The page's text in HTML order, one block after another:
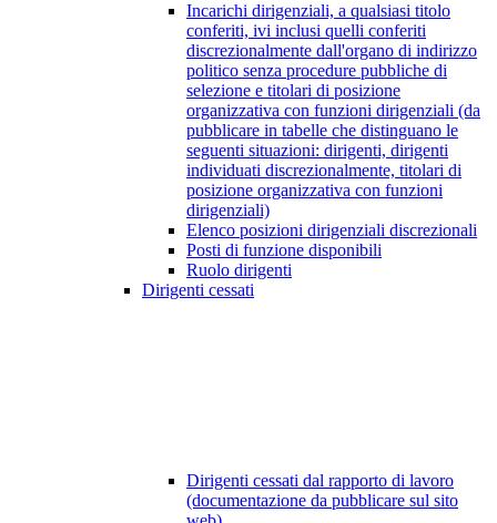
Incarichi dirigenziali, a qualsiasi titolo
conferiti, ivi inclusi quelli conferiti
discrezionalmente dall'organo di indirizzo
politico senza procedure pubbliche di
selezione e titolari di posizione
organizzativa con funzioni dirigenziali (da
pubblicare in tabelle che distinguano le
seguenti situazioni: dirigenti, dirigenti
individuati discrezionalmente, titolari di
posizione organizzativa con funzioni
dirigenziali)
Elenco posizioni dirigenziali discrezionali
Posti di funzione disponibili
Ruolo dirigenti
Dirigenti cessati
Dirigenti cessati dal rapporto di lavoro
(documentazione da pubblicare sul sito